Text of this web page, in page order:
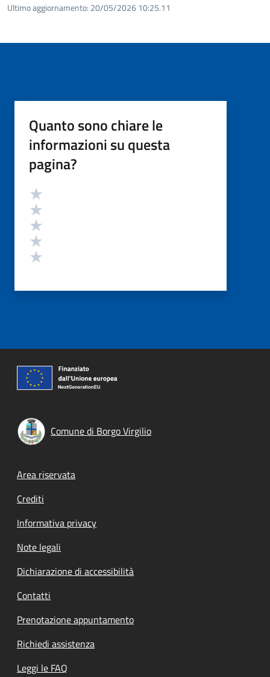
Ultimo aggiornamento: 20/05/2026 10:25.11
Quanto sono chiare le
informazioni su questa
pagina?
Valutazione
Comune di Borgo Virgilio
Footer menu
Area riservata
Crediti
Informativa privacy
Note legali
Dichiarazione di accessibilità
Contatti
Prenotazione appuntamento
Richiedi assistenza
Leggi le FAQ